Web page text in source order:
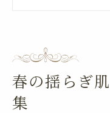
最新エステで春
最新エステ
春の揺らぎ
集